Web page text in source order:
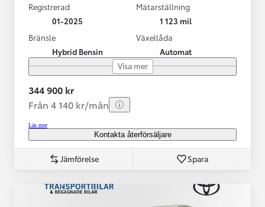
Registrerad
01-2025
Mätarställning
1 123 mil
Bränsle
Hybrid Bensin
Växellåda
Automat
Visa mer
344 900 kr
Från 4 140 kr/mån
Läs mer
Kontakta återförsäljare
Jämförelse Spara